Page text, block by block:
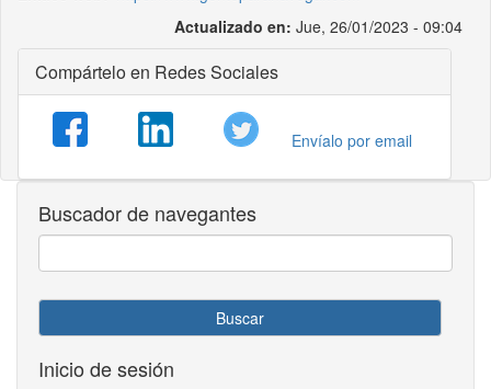
Actualizado en: Jue, 26/01/2023 - 09:04
Compártelo en Redes Sociales
Envíalo por email
Buscador de navegantes
Buscar
Inicio de sesión